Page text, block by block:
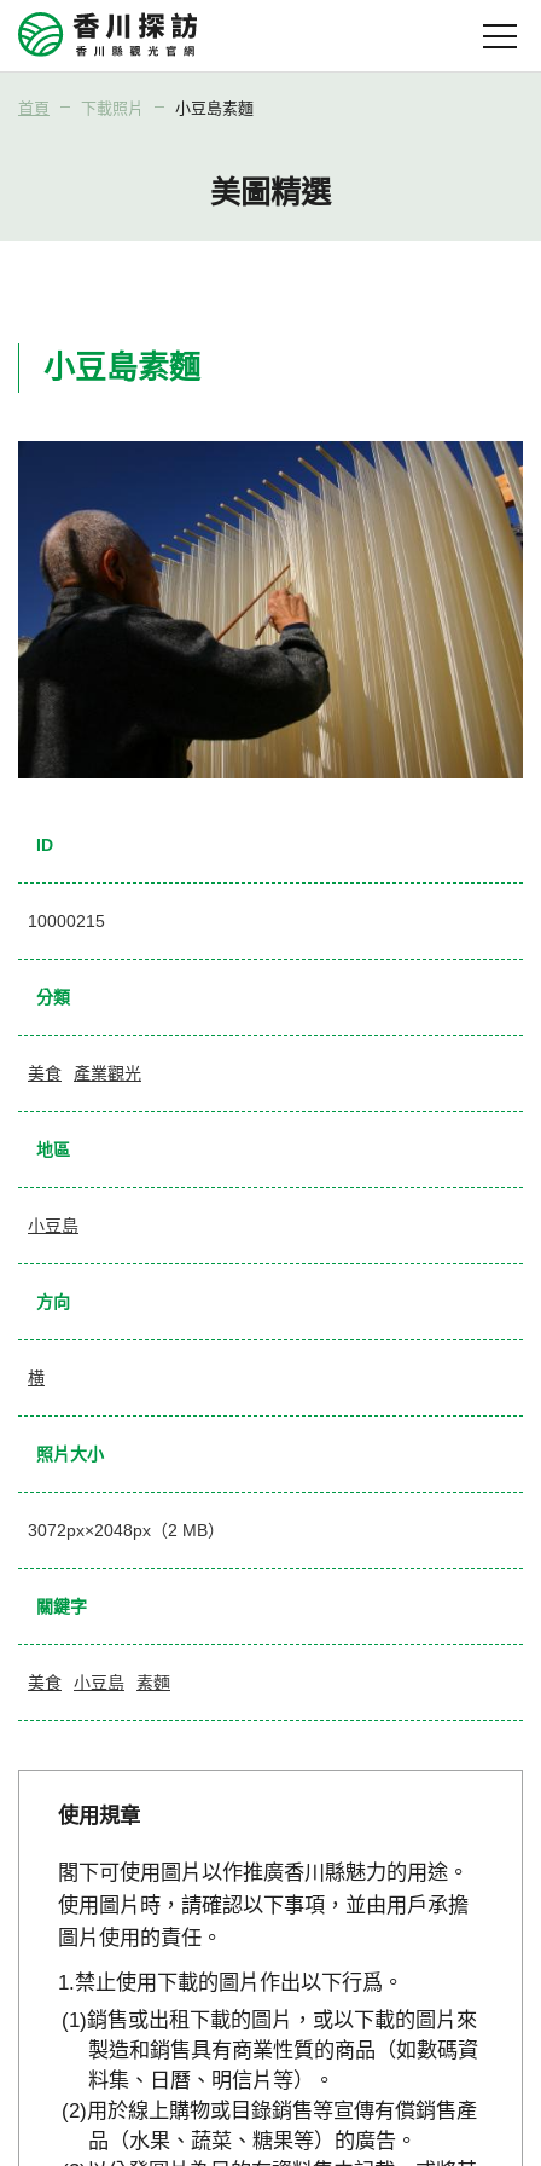
首頁 下載照片 小豆島素麵
美圖精選
小豆島素麵
ID
10000215
分類
美食 產業觀光
地區
小豆島
方向
横
照片大小
3072px×2048px（2 MB）
關鍵字
美食 小豆島 素麵
使用規章
閣下可使用圖片以作推廣香川縣魅力的用途。
使用圖片時，請確認以下事項，並由用戶承擔
圖片使用的責任。
禁止使用下載的圖片作出以下行爲。
銷售或出租下載的圖片，或以下載的圖片來
製造和銷售具有商業性質的商品（如數碼資
料集、日曆、明信片等）。
用於線上購物或目錄銷售等宣傳有償銷售產
品（水果、蔬菜、糖果等）的廣告。